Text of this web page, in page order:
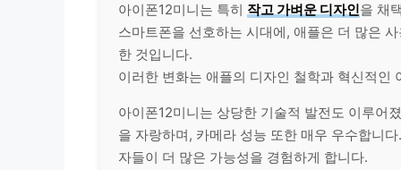
아이폰12미니는 특히 작고 가벼운 디자인을 채
스마트폰을 선호하는 시대에, 애플은 더 많은
한 것입니다.
이러한 변화는 애플의 디자인 철학과 혁신적인
아이폰12미니는 상당한 기술적 발전도 이루어
을 자랑하며, 카메라 성능 또한 매우 우수합니
자들이 더 많은 가능성을 경험하게 합니다.